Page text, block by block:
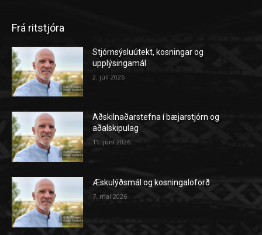
Frá ritstjóra
Stjórnsýsluútekt, kosningar og
upplýsingamál
2. júlí 2026
Aðskilnaðarstefna í bæjarstjórn og
aðalskipulag
11. júní 2026
Æskulýðsmál og kosningaloforð
7. maí 2026